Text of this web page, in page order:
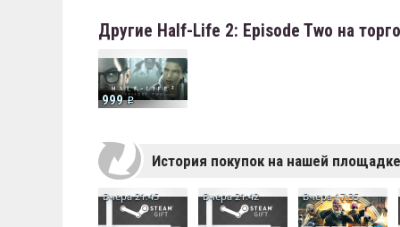
Другие Half-Life 2: Episode Two на
999
История покупок на нашей площадке
Вчера 21:45 Вчера 21:42 Вчера 17:35